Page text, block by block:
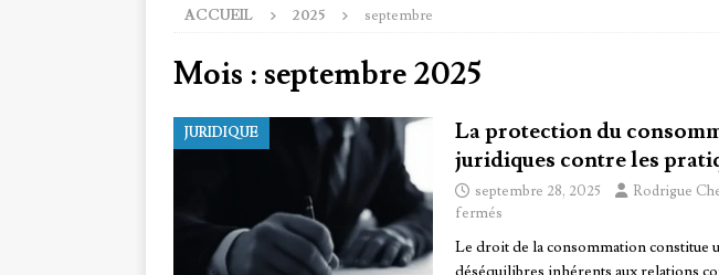
ACCUEIL 2025 septembre
Mois : septembre 2025
JURIDIQUE
La protection du
juridiques contre les
septembre 28, 2025 Rodrigue
fermés
Le droit de la consommation constitue